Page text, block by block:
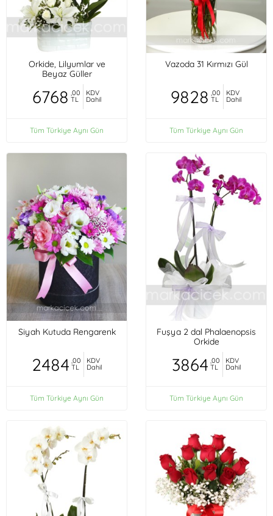
Orkide, Lilyumlar ve
Beyaz Güller
6768 ,00
TL
KDV
Dahil
Tüm Türkiye Aynı Gün
Vazoda 31 Kırmızı Gül
9828 ,00
TL
KDV
Dahil
Tüm Türkiye Aynı Gün
Siyah Kutuda Rengarenk
2484 ,00
TL
KDV
Dahil
Tüm Türkiye Aynı Gün
Fuşya 2 dal Phalaenopsis
Orkide
3864 ,00
TL
KDV
Dahil
Tüm Türkiye Aynı Gün